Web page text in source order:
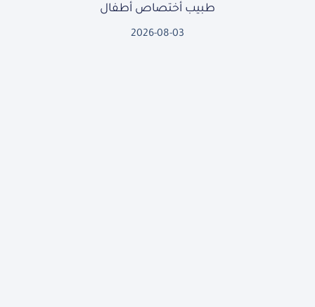
طبيب أختصاص أطفال
2026-08-03